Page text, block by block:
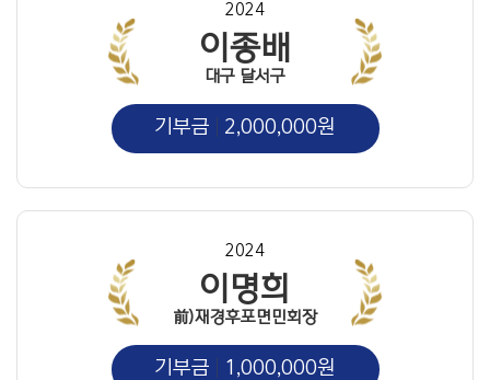
2024
이종배
대구 달서구
기부금 2,000,000원
2024
이명희
前)재경후포면민회장
기부금 1,000,000원